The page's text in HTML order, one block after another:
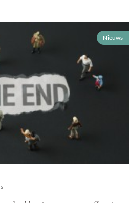
Nieuws